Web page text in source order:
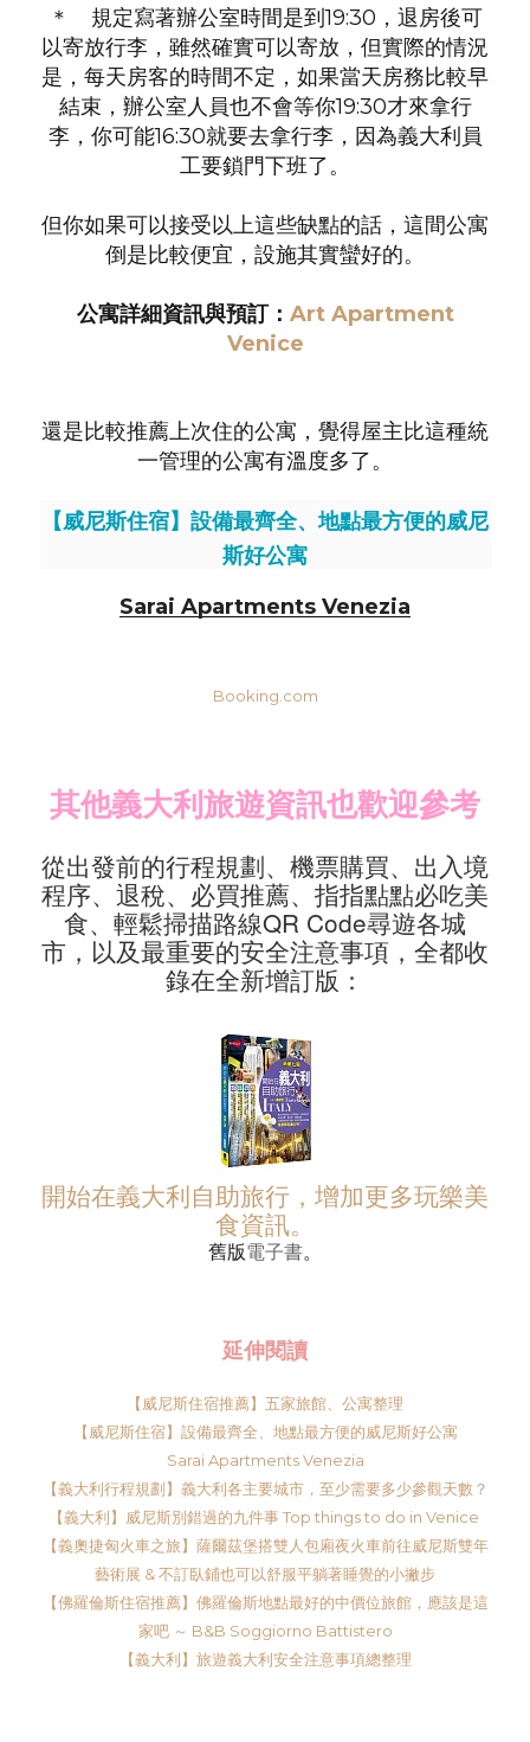
＊ 規定寫著辦公室時間是到19:30，退房後可
以寄放行李，雖然確實可以寄放，但實際的情況
是，每天房客的時間不定，如果當天房務比較早
結束，辦公室人員也不會等你19:30才來拿行
李，你可能16:30就要去拿行李，因為義大利員
工要鎖門下班了。
但你如果可以接受以上這些缺點的話，這間公寓
倒是比較便宜，設施其實蠻好的。
公寓詳細資訊與預訂： Art Apartment
Venice
還是比較推薦上次住的公寓，覺得屋主比這種統
一管理的公寓有溫度多了。
【威尼斯住宿】設備最齊全、地點最方便的威尼
斯好公寓
Sarai Apartments Venezia
Booking.com
其他義大利旅遊資訊也歡迎參考
從出發前的行程規劃、機票購買、出入境
程序、退稅、必買推薦、指指點點必吃美
食、輕鬆掃描路線QR Code尋遊各城
市，以及最重要的安全注意事項，全都收
錄在全新增訂版：
開始在義大利自助旅行，增加更多玩樂美
食資訊。
舊版電子書。
延伸閱讀
【威尼斯住宿推薦】五家旅館、公寓整理
【威尼斯住宿】設備最齊全、地點最方便的威尼斯好公寓
Sarai Apartments Venezia
【義大利行程規劃】義大利各主要城市，至少需要多少參觀天數？
【義大利】威尼斯別錯過的九件事 Top things to do in Venice
【義奧捷匈火車之旅】薩爾茲堡搭雙人包廂夜火車前往威尼斯雙年
藝術展 & 不訂臥鋪也可以舒服平躺著睡覺的小撇步
【佛羅倫斯住宿推薦】佛羅倫斯地點最好的中價位旅館，應該是這
家吧 ～ B&B Soggiorno Battistero
【義大利】旅遊義大利安全注意事項總整理